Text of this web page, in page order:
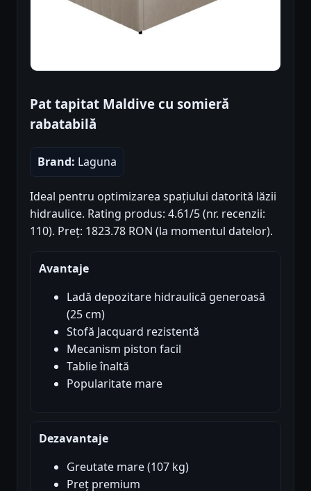
Pat tapitat Maldive cu somieră
rabatabilă
Brand: Laguna
Ideal pentru optimizarea spațiului datorită lăzii
hidraulice. Rating produs: 4.61/5 (nr. recenzii:
110). Preț: 1823.78 RON (la momentul datelor).
Avantaje
Ladă depozitare hidraulică generoasă
(25 cm)
Stofă Jacquard rezistentă
Mecanism piston facil
Tablie înaltă
Popularitate mare
Dezavantaje
Greutate mare (107 kg)
Preț premium